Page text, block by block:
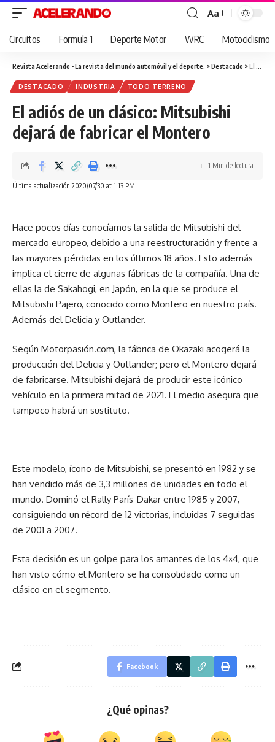
Cambiar
tamaño
fuente
Aa
Circuitos Formula 1 Deporte Motor WRC Motociclismo
Revista Acelerando - La revista del mundo automóvil y el deporte. >Destacado >El adiós de un clásico: Mitsubishi dejará de fabricar el Montero
DESTACADO INDUSTRIA TODO TERRENO
El adiós de un clásico: Mitsubishi
dejará de fabricar el Montero
Última actualización 2020/07/30 at 1:13 PM
1 Min de lectura
Hace pocos días conocíamos la salida de Mitsubishi del
mercado europeo, debido a una reestructuración y frente a
las mayores pérdidas en los últimos 18 años. Esto además
implica el cierre de algunas fábricas de la compañía. Una de
ellas la de Sakahogi, en Japón, en la que se produce el
Mitsubishi Pajero, conocido como Montero en nuestro país.
Además del Delicia y Outlander.
Según Motorpasión.com, la fábrica de Okazaki acogerá la
producción del Delicia y Outlander; pero el Montero dejará
de fabricarse. Mitsubishi dejará de producir este icónico
vehículo en la primera mitad de 2021. El medio asegura que
tampoco habrá un sustituto.
Este modelo, ícono de Mitsubishi, se presentó en 1982 y se
han vendido más de 3,3 millones de unidades en todo el
mundo. Dominó el Rally París-Dakar entre 1985 y 2007,
consiguiendo un récord de 12 victorias, incluidas 7 seguidas
de 2001 a 2007.
Esta decisión es un golpe para los amantes de los 4×4, que
han visto cómo el Montero se ha consolidado como un
clásico en el segmento.
Facebook
¿Qué opinas?